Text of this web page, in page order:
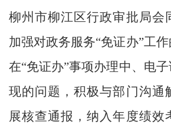
柳州市柳江区行政审批局会
加强对政务服务“免证办”工
在“免证办”事项办理中、电
现的问题，积极与部门沟通
展核查通报 ，纳入年 度绩效